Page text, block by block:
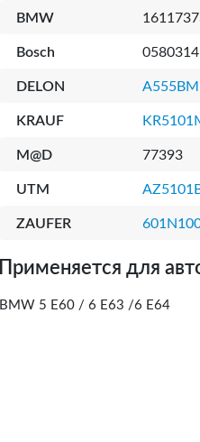
BMW
Bosch
DELON
KRAUF
M@D 77393
UTM
ZAUFER
Применяется для
BMW 5 E60 / 6 E63 /6 E64